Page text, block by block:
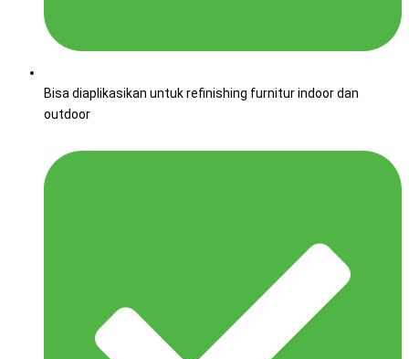
Bisa diaplikasikan untuk refinishing furnitur indoor dan
outdoor